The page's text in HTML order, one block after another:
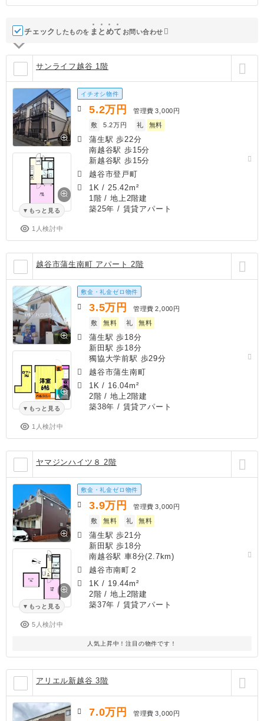
チェック したものを ま と めて お問い合わせ
サンライフ越谷 1階
もっと見る
1人検討中
イチオシ物件
5.2万円 管理費 3,000円
敷
5.2万円 礼 無料
蒲生駅 歩22分
南越谷駅 歩15分
新越谷駅 歩15分
越谷市登戸町
1K / 25.42m²
1階 / 地上2階建
築25年 / 賃貸アパート
越谷市蒲生南町 アパート 2階
もっと見る
1人検討中
敷金・礼金ゼロ物件
3.5万円 管理費 2,000円
敷
無料 礼 無料
蒲生駅 歩18分
新田駅 歩18分
獨協大学前駅 歩29分
越谷市蒲生南町
1K / 16.04m²
2階 / 地上2階建
築38年 / 賃貸アパート
ヤマジンハイツ８ 2階
もっと見る
5人検討中
敷金・礼金ゼロ物件
3.9万円 管理費 3,000円
敷
無料 礼 無料
蒲生駅 歩21分
新田駅 歩18分
南越谷駅 車8分(2.7km)
越谷市南町２
1K / 19.44m²
2階 / 地上2階建
築37年 / 賃貸アパート
人気上昇中！注目の物件です！
アリエル新越谷 3階
7.0万円 管理費 3,000円